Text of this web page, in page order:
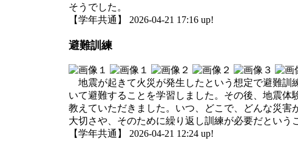
そうでした。
【学年共通】 2026-04-21 17:16 up!
避難訓練
地震が起きて火災が発生したという想定で避難訓
いて避難することを学習しました。その後、地震
教えていただきました。いつ、どこで、どんな災
大切さや、そのために繰り返し訓練が必要だという
【学年共通】 2026-04-21 12:24 up!